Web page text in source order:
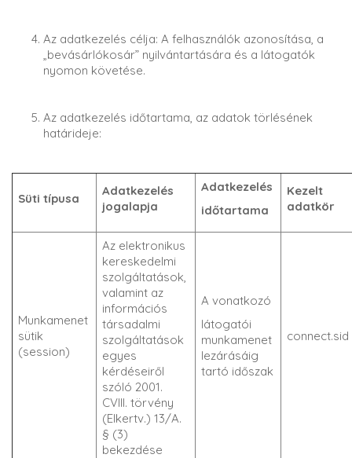
Az adatkezelés célja: A felhasználók azonosítása, a
„bevásárlókosár” nyilvántartására és a látogatók
nyomon követése.
Az adatkezelés időtartama, az adatok törlésének
határideje:
Süti típusa
Adatkezelés
jogalapja
Adatkezelés
időtartama
Kezelt
adatkör
Munkamenet
sütik
(session)
Az elektronikus
kereskedelmi
szolgáltatások,
valamint az
információs
társadalmi
szolgáltatások
egyes
kérdéseiről
szóló 2001.
CVIII. törvény
(Elkertv.) 13/A.
§ (3)
bekezdése
A vonatkozó
látogatói
munkamenet
lezárásáig
tartó időszak
connect.sid